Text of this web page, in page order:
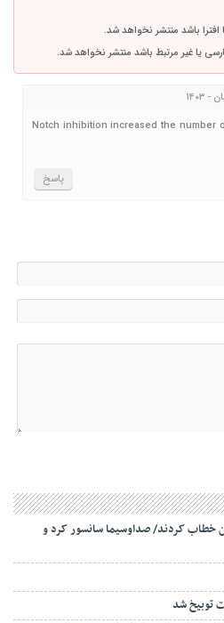
باشد منتشر نخواهد شد.
یا غیر مرتبط باشد منتشر نخواهد شد.
Notch inhibition increased the number
پاسخ
خطاب کردند/ صداوسیما سانسور کرد و
توبیخ شد